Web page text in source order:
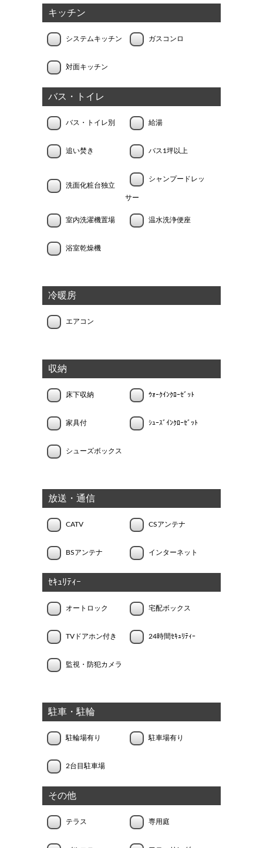
キッチン
システムキッチン ガスコンロ
対面キッチン
バス・トイレ
バス・トイレ別 給湯
追い焚き バス1坪以上
洗面化粧台独立
シャンプードレッ
サー
室内洗濯機置場 温水洗浄便座
浴室乾燥機
冷暖房
エアコン
収納
床下収納 ｳｫｰｸｲﾝｸﾛｰｾﾞｯﾄ
家具付 ｼｭｰｽﾞｲﾝｸﾛｰｾﾞｯﾄ
シューズボックス
放送・通信
CATV CSアンテナ
BSアンテナ インターネット
ｾｷｭﾘﾃｨｰ
オートロック 宅配ボックス
TVドアホン付き 24時間ｾｷｭﾘﾃｨｰ
監視・防犯カメラ
駐車・駐輪
駐輪場有り 駐車場有り
2台目駐車場
その他
テラス 専用庭